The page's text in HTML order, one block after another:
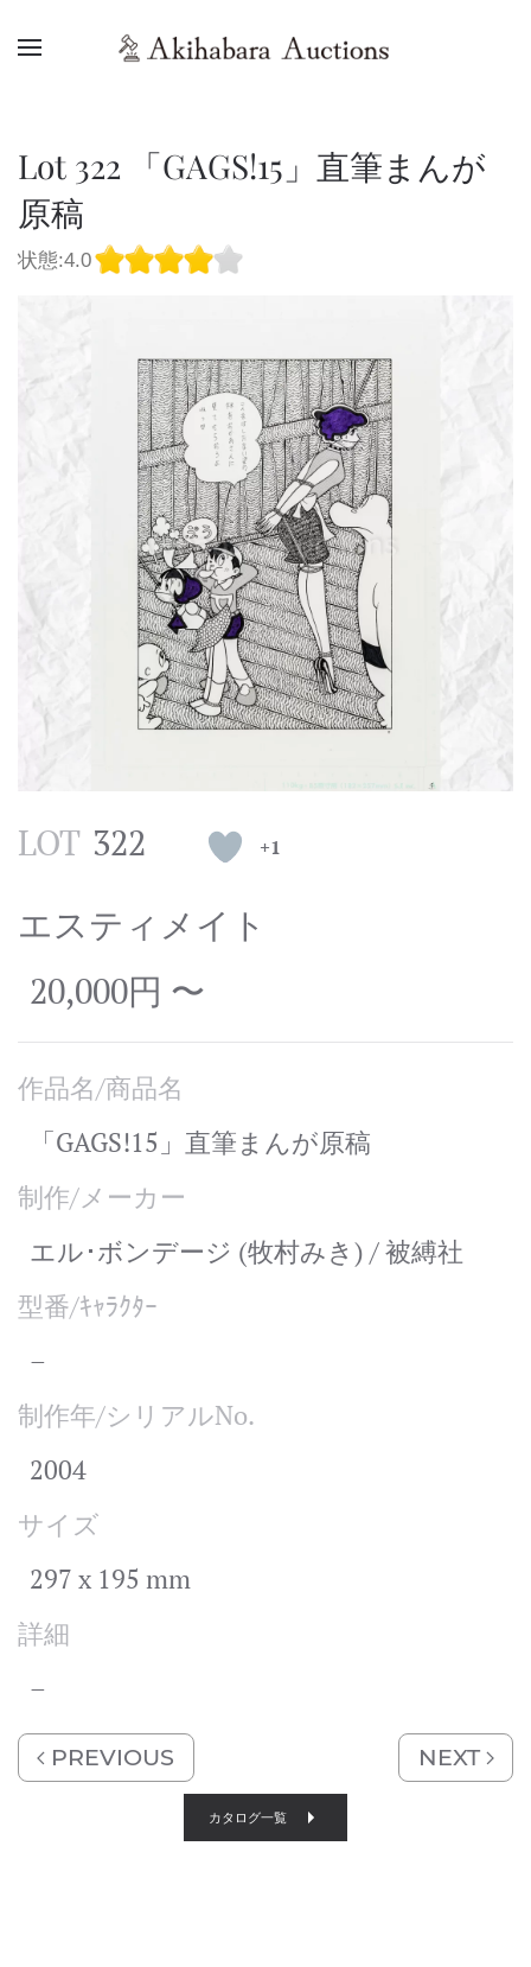
Lot 322 「GAGS!15」直筆まんが
原稿
状態:4.0
LOT 322 +1
エスティメイト
20,000円 〜
作品名/商品名
「GAGS!15」直筆まんが原稿
制作/メーカー
エル･ボンデージ (牧村みき) / 被縛社
型番/ｷｬﾗｸﾀｰ
–
制作年/シリアルNo.
2004
サイズ
297 x 195 mm
詳細
–
PREVIOUS NEXT
カタログ一覧